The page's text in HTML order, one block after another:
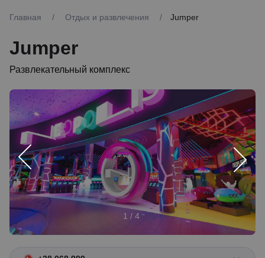
Главная / Отдых и развлечения / Jumper
Jumper
Развлекательный комплекс
1 / 4